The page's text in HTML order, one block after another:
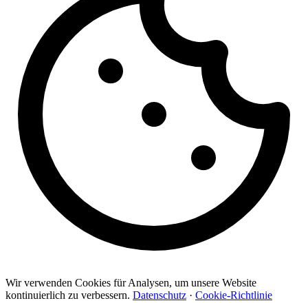
Wir verwenden Cookies für Analysen, um unsere Website
kontinuierlich zu verbessern. Datenschutz · Cookie-Richtlinie